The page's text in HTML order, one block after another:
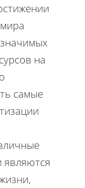
на
самые
являются